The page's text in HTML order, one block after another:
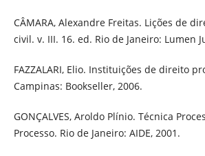
CÂMARA, Alexandre Freitas. Lições de
civil. v. III. 16. ed. Rio de Janeiro: Lumen
FAZZALARI, Elio. Instituições de direito
Campinas: Bookseller, 2006.
GONÇALVES, Aroldo Plínio. Técnica
Processo. Rio de Janeiro: AIDE, 2001.